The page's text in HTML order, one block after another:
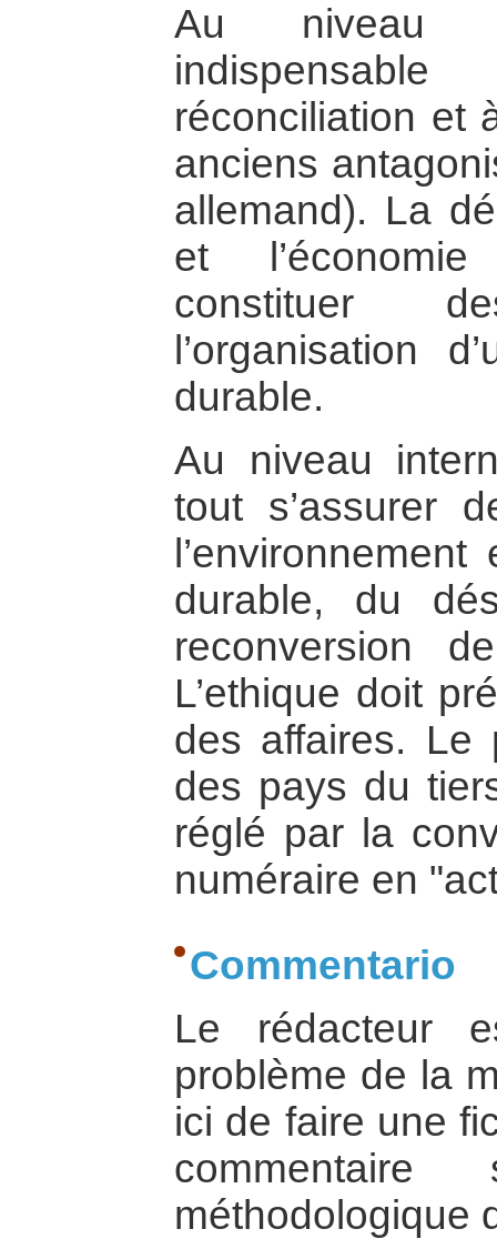
Au niveau
réconciliation et
anciens
allemand). La
et
constituer
l’organisation
durable.
Au niveau
tout s’assurer
durable, du
reconversion
L’ethique doit
des affaires. Le
des pays du
réglé par la
numéraire en
Commentario
Le rédacteur
problème de la
ici de faire une
méthodologique